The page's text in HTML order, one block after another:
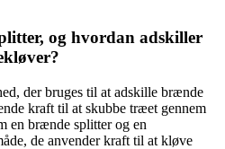
og hvordan adskiller
der bruges til at adskille brænde
kraft til at skubbe træet gennem
en brænde splitter og en
de anvender kraft til at kløve